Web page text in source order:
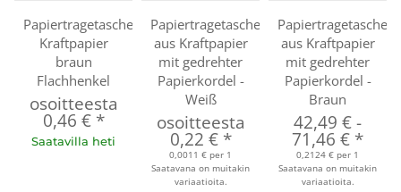
Papiertragetaschen
Kraftpapier
braun
Flachhenkel
osoitteesta
0,46 € *
Saatavilla heti
Papiertragetasche
aus Kraftpapier
mit gedrehter
Papierkordel -
Weiß
osoitteesta
0,22 € *
0,0011 € per 1
Saatavana on muitakin
variaatioita.
Papiertragetasche
aus Kraftpapier
mit gedrehter
Papierkordel -
Braun
42,49 €-
71,46 € *
0,2124 € per 1
Saatavana on muitakin
variaatioita.